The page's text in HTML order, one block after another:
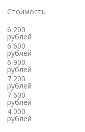
Стоимость
6 200
рублей
6 600
рублей
6 900
рублей
7 200
рублей
7 600
рублей
4 000
рублей